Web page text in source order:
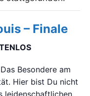
– Finale
Besondere am
Hier bist Du nicht
leidenschaftlichen